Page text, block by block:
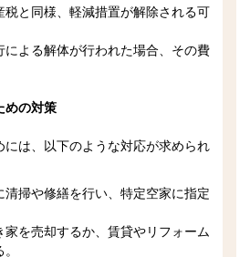
税と同様、軽減措置が解除される可
による解体が行われた場合、その費
めの対策
には、以下のような対応が求められ
清掃や修繕を行い、特定空家に指定
家を売却するか、賃貸やリフォーム